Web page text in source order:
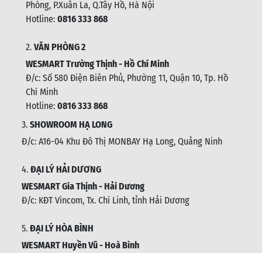
Phòng, P.Xuân La, Q.Tây Hồ, Hà Nội
Hotline: 0816 333 868
2. VĂN PHÒNG 2
WESMART Trường Thịnh - Hồ Chí Minh
Đ/c: Số 580 Điện Biên Phủ, Phường 11, Quận 10, Tp. Hồ
Chí Minh
Hotline: 0816 333 868
3. SHOWROOM HẠ LONG
Đ/c: A16-04 Khu Đô Thị MONBAY Hạ Long, Quảng Ninh
4. ĐẠI LÝ HẢI DƯƠNG
WESMART Gia Thịnh - Hải Dương
Đ/c: KĐT Vincom, Tx. Chí Linh, tỉnh Hải Dương
5. ĐẠI LÝ HÒA BÌNH
WESMART Huyền Vũ - Hoà Bình